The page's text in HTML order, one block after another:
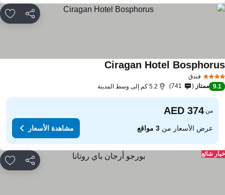
مشاركة
فندق
Ciragan Hotel
9.1 ممتاز 741 5.2 كم إلى وسط المدينة
من
عرض الأسعار من3 مواقع مشاهدة الأسعار
مشاركة
شائع